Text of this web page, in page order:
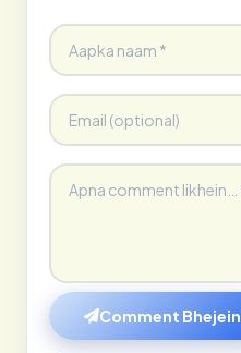
Comment Bhejein